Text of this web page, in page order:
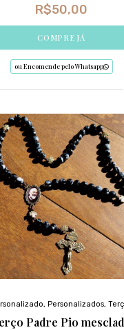
R$50,00
COMPRE JÁ
ou Encomende pelo Whatsapp
, Personalizados,
Padre Pio